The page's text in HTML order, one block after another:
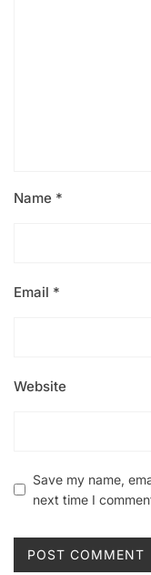
Name *
Email *
Website
Save my name,
next time I